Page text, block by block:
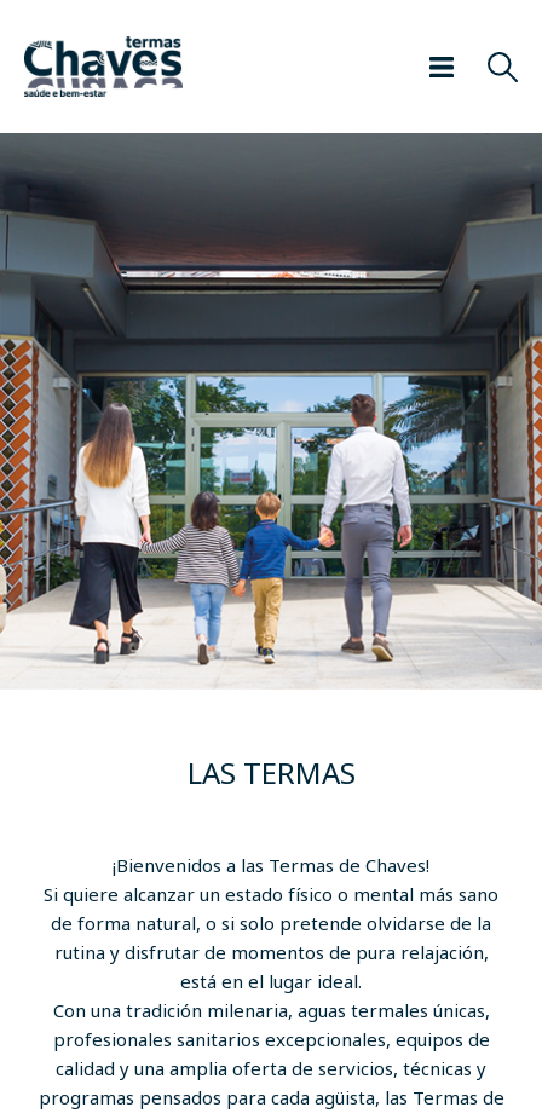
LAS TERMAS
¡Bienvenidos a las Termas de Chaves!
Si quiere alcanzar un estado físico o mental más sano
de forma natural, o si solo pretende olvidarse de la
rutina y disfrutar de momentos de pura relajación,
está en el lugar ideal.
Con una tradición milenaria, aguas termales únicas,
profesionales sanitarios excepcionales, equipos de
calidad y una amplia oferta de servicios, técnicas y
programas pensados para cada agüista, las Termas de